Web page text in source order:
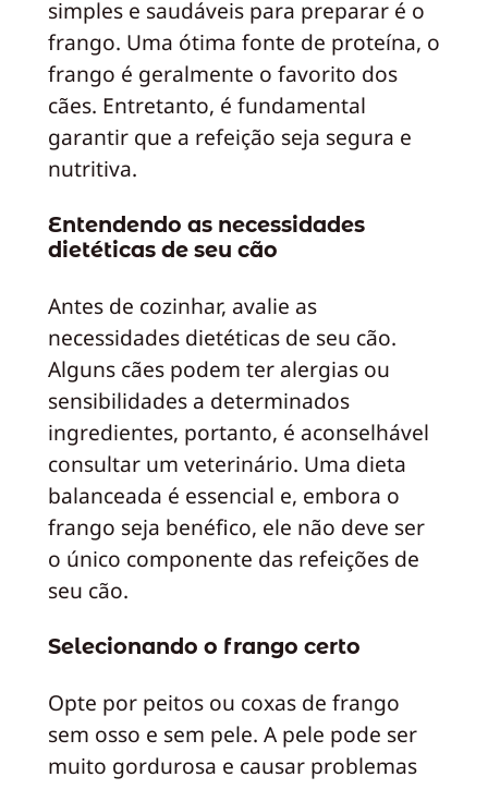
simples e saudáveis para preparar é o
frango. Uma ótima fonte de proteína, o
frango é geralmente o favorito dos
cães. Entretanto, é fundamental
garantir que a refeição seja segura e
nutritiva.
Entendendo as necessidades
dietéticas de seu cão
Antes de cozinhar, avalie as
necessidades dietéticas de seu cão.
Alguns cães podem ter alergias ou
sensibilidades a determinados
ingredientes, portanto, é aconselhável
consultar um veterinário. Uma dieta
balanceada é essencial e, embora o
frango seja benéfico, ele não deve ser
o único componente das refeições de
seu cão.
Selecionando o frango certo
Opte por peitos ou coxas de frango
sem osso e sem pele. A pele pode ser
muito gordurosa e causar problemas